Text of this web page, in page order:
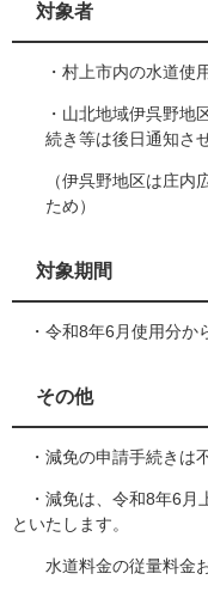
対象者
・村上市内の水道使
・山北地域伊呉野地
続き等は後日通知さ
（伊呉野地区は庄
ため）
対象期間
・令和8年6月使用分か
その他
・減免の申請手続きは
・減免は、令和8年6月
といたします。
水道料金の従量料金お